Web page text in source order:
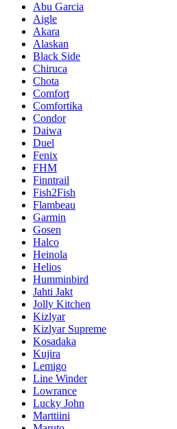
Abu Garcia
Aigle
Akara
Alaskan
Black Side
Chiruca
Chota
Comfort
Comfortika
Condor
Daiwa
Duel
Fenix
FHM
Finntrail
Fish2Fish
Flambeau
Garmin
Gosen
Halco
Heinola
Helios
Humminbird
Jahti Jakt
Jolly Kitchen
Kizlyar
Kizlyar Supreme
Kosadaka
Kujira
Lemigo
Line Winder
Lowrance
Lucky John
Marttiini